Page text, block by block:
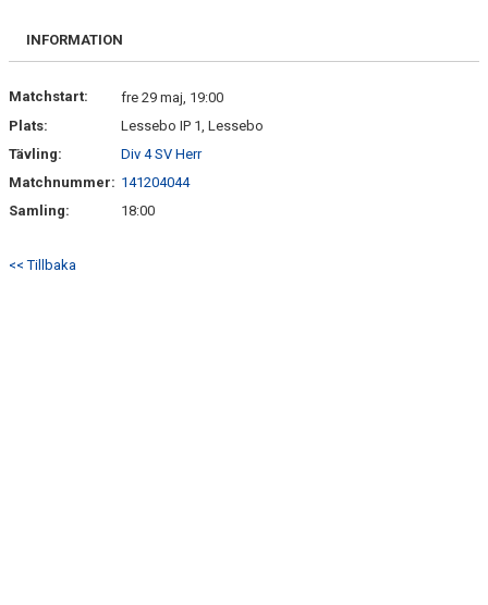
BILDGALLERI
KONTAKT
INFORMATION
Matchstart:
fre 29 maj, 19:00
Plats:
Lessebo IP 1, Lessebo
Tävling:
Div 4 SV Herr
Matchnummer: 141204044
Samling:
18:00
<< Tillbaka